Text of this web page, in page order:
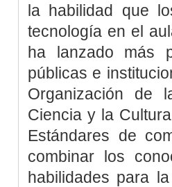
la habilidad que
tecnología en el
ha lanzado más
públicas e
Organización de
Ciencia y la
Estándares de
combinar los
habilidades para